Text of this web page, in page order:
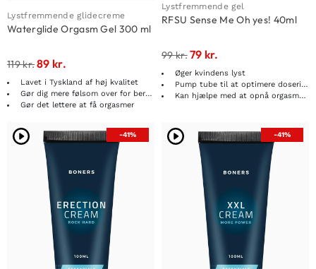
Lystfremmende glidecreme
Waterglide Orgasm Gel 300 ml
119kr.89 kr.
Lavet i Tyskland af høj kvalitet
Gør dig mere følsom over for berøring
Gør det lettere at få orgasmer
Lystfremmende gel
RFSU Sense Me Oh yes! 40ml
99kr.79 kr.
Øger kvindens lyst
Pump tube til at optimere dosering og anvendelse
Kan hjælpe med at opnå orgasme lettere
-41% -41%